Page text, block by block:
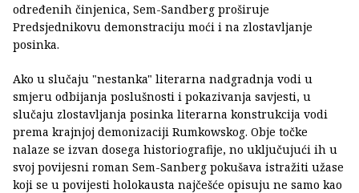
određenih činjenica, Sem-Sandberg proširuje
Predsjednikovu demonstraciju moći i na zlostavljanje
posinka.
Ako u slučaju "nestanka" literarna nadgradnja vodi u
smjeru odbijanja poslušnosti i pokazivanja savjesti, u
slučaju zlostavljanja posinka literarna konstrukcija vodi
prema krajnjoj demonizaciji Rumkowskog. Obje točke
nalaze se izvan dosega historiografije, no uključujući ih u
svoj povijesni roman Sem-Sanberg pokušava istražiti užase
koji se u povijesti holokausta najčešće opisuju ne samo kao